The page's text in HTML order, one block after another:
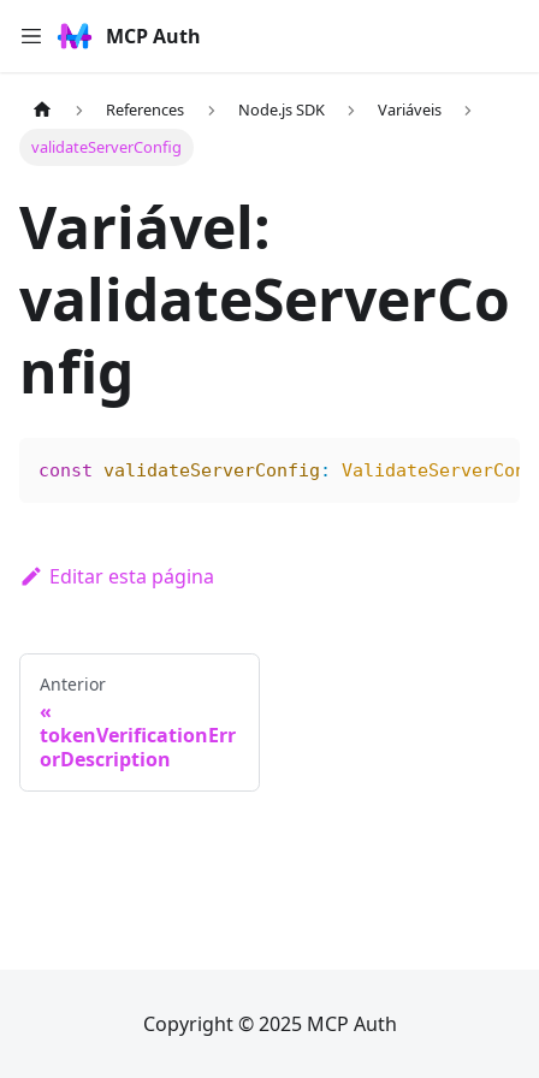
MCP Auth
References Node.js SDK
Variáveis
validateServerConfig
Variável:
validateServerCo
nfig
const validateServerConfig :
Editar esta página
Anterior
tokenVerificationErr
orDescription
Copyright © 2025 MCP Auth